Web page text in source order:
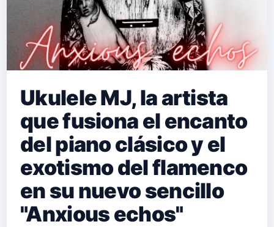
Ukulele MJ, la artista
que fusiona el encanto
del piano clásico y el
exotismo del flamenco
en su nuevo sencillo
"Anxious echos"